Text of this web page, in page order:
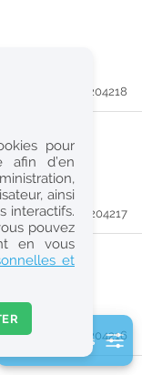
mer
#204218
#204217
#204216
2 filtre(s) actifs
pour
afin d’en
ainsi
interactifs.
pouvez
en vous
et